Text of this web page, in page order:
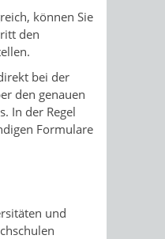
können Sie
den
bei der
den genauen
In der Regel
Formulare
und